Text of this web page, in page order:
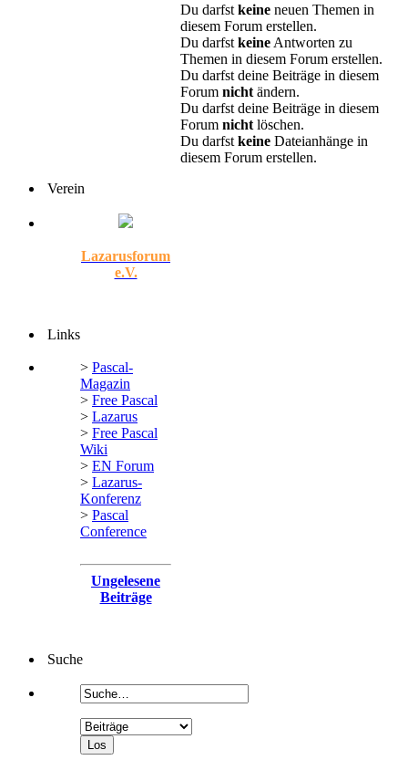
Du darfst keine neuen Themen in
diesem Forum erstellen.
Du darfst keine Antworten zu
Themen in diesem Forum erstellen.
Du darfst deine Beiträge in diesem
Forum nicht ändern.
Du darfst deine Beiträge in diesem
Forum nicht löschen.
Du darfst keine Dateianhänge in
diesem Forum erstellen.
Verein
Lazarusforum
e.V.
Links
> Pascal-
Magazin
> Free Pascal
> Lazarus
> Free Pascal
Wiki
> EN Forum
> Lazarus-
Konferenz
> Pascal
Conference
Ungelesene
Beiträge
Suche